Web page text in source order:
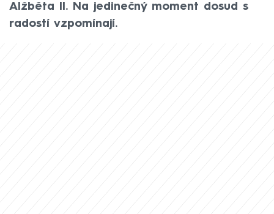
Alžběta II. Na jedinečný moment dosud s
radostí vzpomínají.